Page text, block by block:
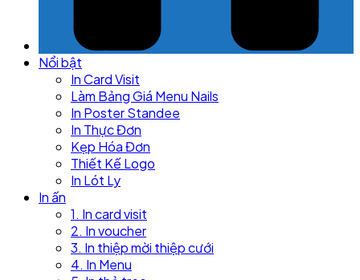
Nổi bật
In Card Visit
Làm Bảng Giá Menu Nails
In Poster Standee
In Thực Đơn
Kẹp Hóa Đơn
Thiết Kế Logo
In Lót Ly
In ấn
1. In card visit
2. In voucher
3. In thiệp mời thiệp cưới
4. In Menu